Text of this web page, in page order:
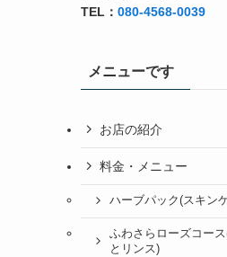
TEL： 080-4568-0039
メニューです
お店の紹介
料金・メニュー
ハーブパック(スキン
ふわさらローズコー
とリンス)